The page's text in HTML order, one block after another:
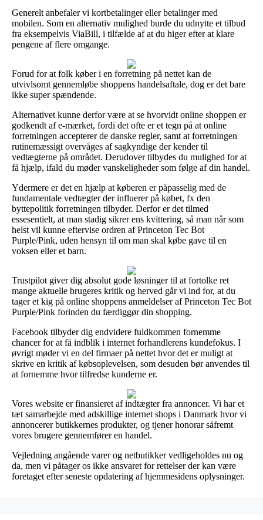
Generelt anbefaler vi kortbetalinger eller betalinger med
mobilen. Som en alternativ mulighed burde du udnytte et tilbud
fra eksempelvis ViaBill, i tilfælde af at du higer efter at klare
pengene af flere omgange.
Forud for at folk køber i en forretning på nettet kan de
utvivlsomt gennemløbe shoppens handelsaftale, dog er det bare
ikke super spændende.
Alternativet kunne derfor være at se hvorvidt online shoppen er
godkendt af e-mærket, fordi det ofte er et tegn på at online
forretningen accepterer de danske regler, samt at forretningen
rutinemæssigt overvåges af sagkyndige der kender til
vedtægterne på området. Derudover tilbydes du mulighed for at
få hjælp, ifald du møder vanskeligheder som følge af din handel.
Ydermere er det en hjælp at køberen er påpasselig med de
fundamentale vedtægter der influerer på købet, fx den
byttepolitik forretningen tilbyder. Derfor er det tilmed
essesentielt, at man stadig sikrer ens kvittering, så man når som
helst vil kunne eftervise ordren af Princeton Tec Bot
Purple/Pink, uden hensyn til om man skal købe gave til en
voksen eller et barn.
Trustpilot giver dig absolut gode løsninger til at fortolke ret
mange aktuelle brugeres kritik og herved går vi ind for, at du
tager et kig på online shoppens anmeldelser af Princeton Tec Bot
Purple/Pink forinden du færdiggør din shopping.
Facebook tilbyder dig endvidere fuldkommen fornemme
chancer for at få indblik i internet forhandlerens kundefokus. I
øvrigt møder vi en del firmaer på nettet hvor det er muligt at
skrive en kritik af købsoplevelsen, som desuden bør anvendes til
at fornemme hvor tilfredse kunderne er.
Vores website er finansieret af indtægter fra annoncer. Vi har et
tæt samarbejde med adskillige internet shops i Danmark hvor vi
annoncerer butikkernes produkter, og tjener honorar såfremt
vores brugere gennemfører en handel.
Vejledning angående varer og netbutikker vedligeholdes nu og
da, men vi påtager os ikke ansvaret for rettelser der kan være
foretaget efter seneste opdatering af hjemmesidens oplysninger.